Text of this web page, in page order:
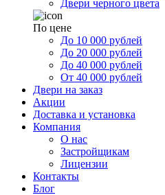
Двери черного цвета
По цене
До 10 000 рублей
До 20 000 рублей
До 40 000 рублей
От 40 000 рублей
Двери на заказ
Акции
Доставка и установка
Компания
О нас
Застройщикам
Лицензии
Контакты
Блог